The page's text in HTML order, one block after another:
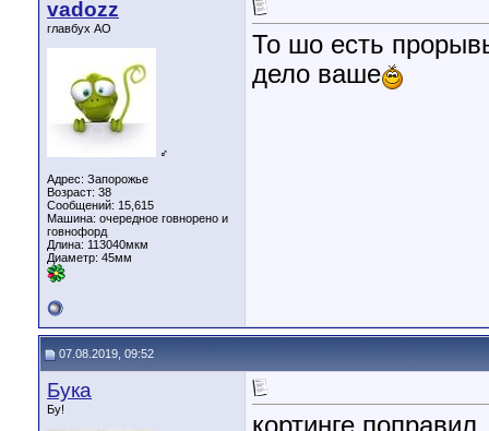
vadozz
главбух АО
♂
Адрес: Запорожье
Возраст: 38
Сообщений: 15,615
Машина: очередное говнорено и
говнофорд
Длина: 113040мкм
Диаметр: 45мм
То шо есть
дело ваше
07.08.2019, 09:52
Бука
Бу!